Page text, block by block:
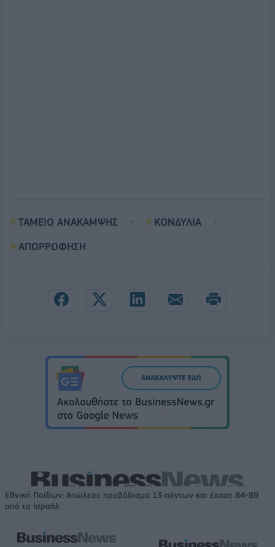
ΤΑΜΕΙΟ ΑΝΑΚΑΜΨΗΣ
ΚΟΝΔΥΛΙΑ
ΑΠΟΡΡΟΦΗΣΗ
Εθνική Παίδων: Απώλεσε προβάδισμα 13 πόντων και έχασε 84-89
από το Ισραήλ